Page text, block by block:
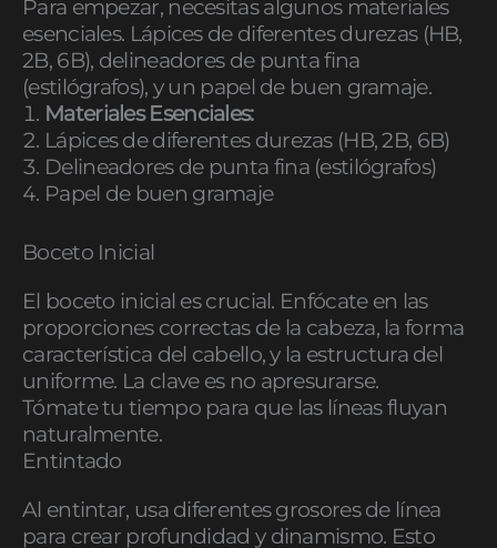
Para empezar, necesitas algunos materiales
esenciales. Lápices de diferentes durezas (HB,
2B, 6B), delineadores de punta fina
(estilógrafos), y un papel de buen gramaje.
Materiales Esenciales:
Lápices de diferentes durezas (HB, 2B, 6B)
Delineadores de punta fina (estilógrafos)
Papel de buen gramaje
Boceto Inicial
El boceto inicial es crucial. Enfócate en las
proporciones correctas de la cabeza, la forma
característica del cabello, y la estructura del
uniforme. La clave es no apresurarse.
Tómate tu tiempo para que las líneas fluyan
naturalmente.
Entintado
Al entintar, usa diferentes grosores de línea
para crear profundidad y dinamismo. Esto